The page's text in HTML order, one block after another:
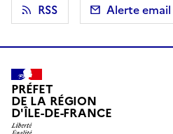
RSS
Alerte email
PRÉFET
DE LA RÉGION
D'ÎLE-DE-FRANCE